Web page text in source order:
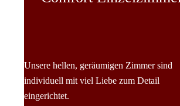
Unsere hellen, geräumigen Zimmer sind
individuell mit viel Liebe zum Detail
eingerichtet.